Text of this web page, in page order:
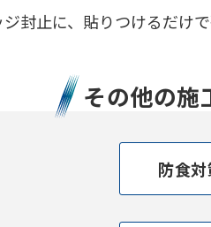
封止に、貼りつけるだけ
その他の施
防食対